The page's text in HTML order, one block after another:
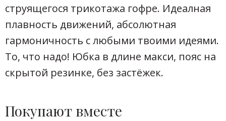
струящегося трикотажа гофре. Идеалная
плавность движений, абсолютная
гармоничность с любыми твоими идеями.
То, что надо! Юбка в длине макси, пояс на
скрытой резинке, без застёжек.
Покупают вместе